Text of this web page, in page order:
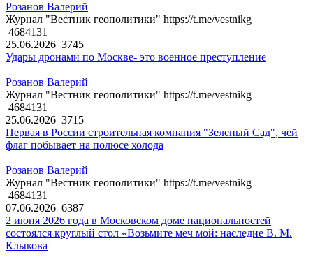
Розанов Валерий
Журнал "Вестник геополитики" https://t.me/vestnikg
4684131
25.06.2026 3745
Удары дронами по Москве- это военное преступление
Розанов Валерий
Журнал "Вестник геополитики" https://t.me/vestnikg
4684131
25.06.2026 3715
Первая в России строительная компания "Зеленый Сад", чей
флаг побывает на полюсе холода
Розанов Валерий
Журнал "Вестник геополитики" https://t.me/vestnikg
4684131
07.06.2026 6387
2 июня 2026 года в Московском доме национальностей
состоялся круглый стол «Возьмите меч мой: наследие В. М.
Клыкова